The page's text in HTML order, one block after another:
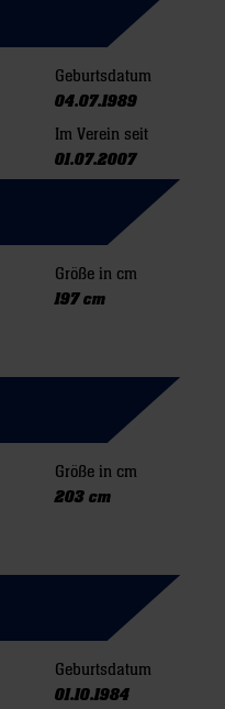
Geburtsdatum
04.07.1989
Im Verein seit
01.07.2007
Größe in cm
197 cm
Größe in cm
203 cm
Geburtsdatum
01.10.1984